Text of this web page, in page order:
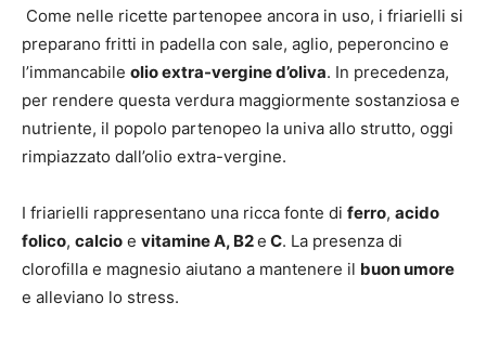
Come nelle ricette partenopee ancora in uso, i friarielli si
preparano fritti in padella con sale, aglio, peperoncino e
l’immancabile olio extra-vergine d’oliva. In precedenza,
per rendere questa verdura maggiormente sostanziosa e
nutriente, il popolo partenopeo la univa allo strutto, oggi
rimpiazzato dall’olio extra-vergine.
I friarielli rappresentano una ricca fonte di ferro, acido
folico, calcio e vitamine A, B2e C. La presenza di
clorofilla e magnesio aiutano a mantenere il buon umore
e alleviano lo stress.